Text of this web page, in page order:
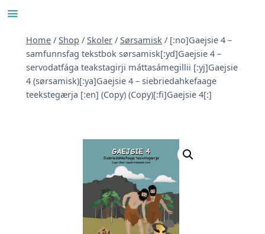
Skip
contentHome / Shop / Skoler / Sørsamisk / [:no]Gaejsie 4 –
samfunnsfag tekstbok sørsamisk[:yd]Gaejsie 4 –
servodatfága teakstagirji máttasámegillii [:yj]Gaejsie
4 (sørsamisk)[:ya]Gaejsie 4 – siebriedahkefaage
teekstegærja [:en] (Copy) (Copy)[:fi]Gaejsie 4[:]